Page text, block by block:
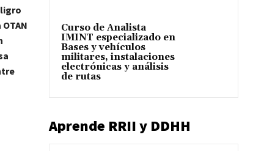
Curso de Analista
IMINT especializado en
Bases y vehículos
militares, instalaciones
electrónicas y análisis
de rutas
Aprende RRII y DDHH